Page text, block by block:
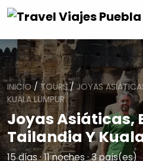
INICIO/TOURS/JOYAS
KUALA LUMPUR
Joyas Asiáticas,
Tailandia Y
15 días · 11 noches · 3 país(es)